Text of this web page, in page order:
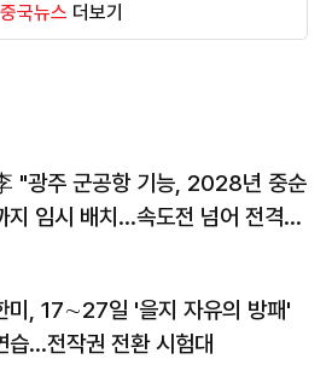
중국뉴스 더보기
"광주 군공항 기능, 2028년 중순
지 임시 배치…속도전 넘어 전격
미, 17∼27일 '을지 자유의 방패'
습…전작권 전환 시험대